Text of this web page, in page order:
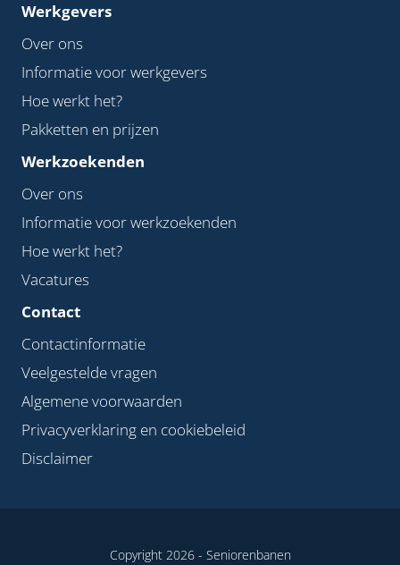
Werkgevers
Over ons
Informatie voor werkgevers
Hoe werkt het?
Pakketten en prijzen
Werkzoekenden
Over ons
Informatie voor werkzoekenden
Hoe werkt het?
Vacatures
Contact
Contactinformatie
Veelgestelde vragen
Algemene voorwaarden
Privacyverklaring en cookiebeleid
Disclaimer
Copyright 2026 - Seniorenbanen